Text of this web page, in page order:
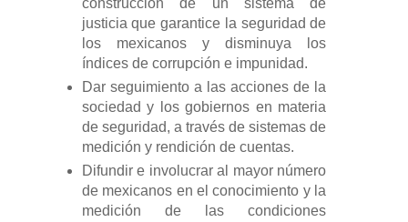
construcción de un sistema de
justicia que garantice la seguridad de
los mexicanos y disminuya los
índices de corrupción e impunidad.
Dar seguimiento a las acciones de la
sociedad y los gobiernos en materia
de seguridad, a través de sistemas de
medición y rendición de cuentas.
Difundir e involucrar al mayor número
de mexicanos en el conocimiento y la
medición de las condiciones